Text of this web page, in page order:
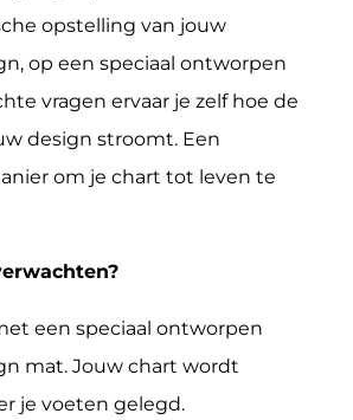
opstelling van jouw
op een speciaal ontworpen
vragen ervaar je zelf hoe de
design stroomt. Een
om je chart tot leven te
een speciaal ontworpen
mat. Jouw chart wordt
je voeten gelegd.